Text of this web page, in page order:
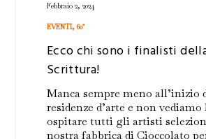
Febbraio 2, 2024
EVENTI, 60°
Ecco chi sono i finalisti
Scrittura!
Manca sempre meno all’inizio
residenze d’arte e non vediamo
ospitare tutti gli artisti
nostra fabbrica di Cioccolato